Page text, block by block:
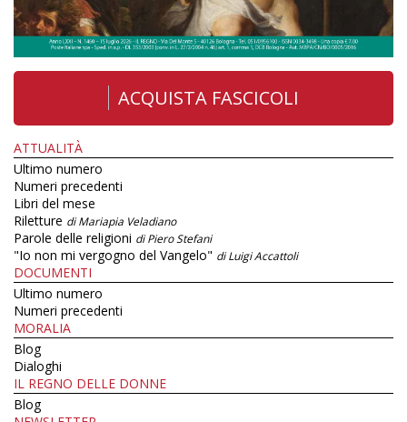
ACQUISTA FASCICOLI
ATTUALITÀ
Ultimo numero
Numeri precedenti
Libri del mese
Riletture di Mariapia Veladiano
Parole delle religioni di Piero Stefani
"Io non mi vergogno del Vangelo" di Luigi Accattoli
DOCUMENTI
Ultimo numero
Numeri precedenti
MORALIA
Blog
Dialoghi
IL REGNO DELLE DONNE
Blog